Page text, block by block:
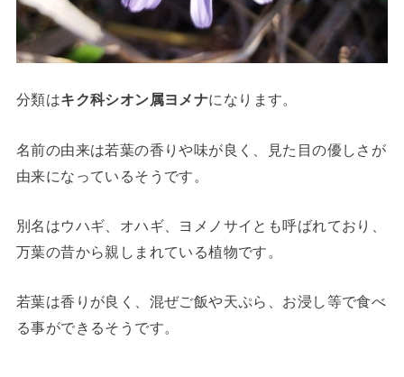
分類はキク科シオン属ヨメナになります。
名前の由来は若葉の香りや味が良く、見た目の優しさが
由来になっているそうです。
別名はウハギ、オハギ、ヨメノサイとも呼ばれており、
万葉の昔から親しまれている植物です。
若葉は香りが良く、混ぜご飯や天ぷら、お浸し等で食べ
る事ができるそうです。